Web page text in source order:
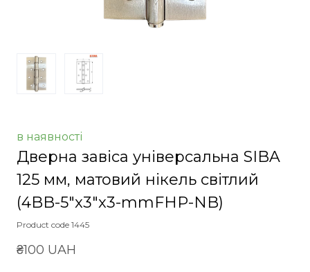
в наявності
Дверна завіса універсальна SIBA
125 мм, матовий нікель світлий
(4BB-5"x3"x3-mmFHP-NB)
Product code 1445
₴100 UAH